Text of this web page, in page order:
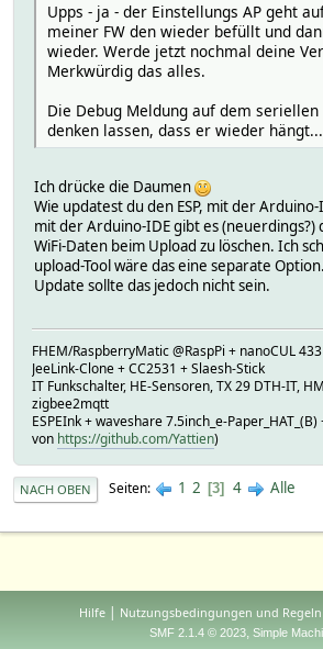
Upps - ja - der Einstellungs AP geht
meiner FW den wieder befüllt und
wieder. Werde jetzt nochmal deine
Merkwürdig das alles.
Die Debug Meldung auf dem
denken lassen, dass er wieder hängt...
Ich drücke die Daumen
Wie updatest du den ESP, mit der Arduino-
mit der Arduino-IDE gibt es (neuerdings?)
WiFi-Daten beim Upload zu löschen. Ich
upload-Tool wäre das eine separate
Update sollte das jedoch nicht sein.
FHEM/RaspberryMatic @RaspPi + nanoCUL
JeeLink-Clone + CC2531 + Slaesh-Stick
IT Funkschalter, HE-Sensoren, TX 29 DTH-IT,
zigbee2mqtt
ESPEInk + waveshare 7.5inch_e-
von https://github.com/Yattien)
NACH OBEN Seiten 1 2 3 4 Alle
Hilfe | Nutzungsbedingungen und Regeln
SMF 2.1.4 © 2023, Simple